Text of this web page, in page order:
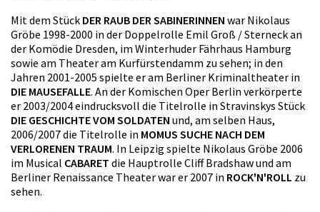
Mit dem Stück DER RAUB DER SABINERINNEN war Nikolaus
Gröbe 1998-2000 in der Doppelrolle Emil Groß / Sterneck an
der Komödie Dresden, im Winterhuder Fährhaus Hamburg
sowie am Theater am Kurfürstendamm zu sehen; in den
Jahren 2001-2005 spielte er am Berliner Kriminaltheater in
DIE MAUSEFALLE. An der Komischen Oper Berlin verkörperte
er 2003/2004 eindrucksvoll die Titelrolle in Stravinskys Stück
DIE GESCHICHTE VOM SOLDATEN und, am selben Haus,
2006/2007 die Titelrolle in MOMUS SUCHE NACH DEM
VERLORENEN TRAUM. In Leipzig spielte Nikolaus Gröbe 2006
im Musical CABARET die Hauptrolle Cliff Bradshaw und am
Berliner Renaissance Theater war er 2007 in ROCK'N'ROLL zu
sehen.